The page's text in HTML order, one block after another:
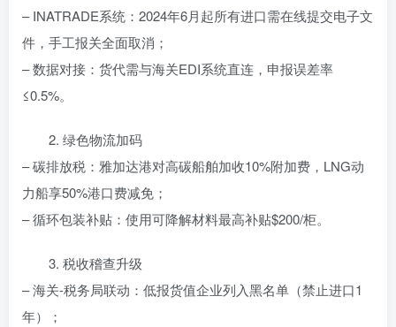
– INATRADE系统：2024年6月起所有进口需在线提交电子文
件，手工报关全面取消；
– 数据对接：货代需与海关EDI系统直连，申报误差率
≤0.5%。
2. 绿色物流加码
– 碳排放税：雅加达港对高碳船舶加收10%附加费，LNG动
力船享50%港口费减免；
– 循环包装补贴：使用可降解材料最高补贴$200/柜。
3. 税收稽查升级
– 海关-税务局联动：低报货值企业列入黑名单（禁止进口1
年）；